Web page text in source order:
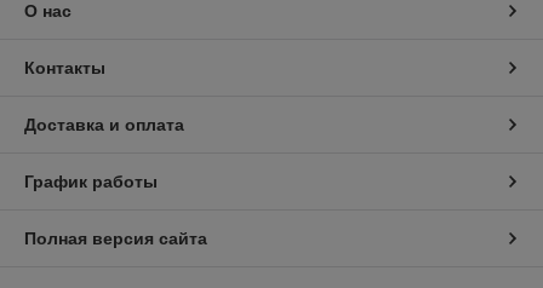
О нас
Контакты
Доставка и оплата
График работы
Полная версия сайта